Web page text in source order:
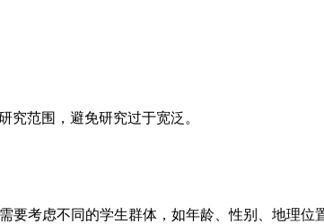
究范围，避免研究过于宽泛。
要考虑不同的学生群体，如年龄、性别、地理位